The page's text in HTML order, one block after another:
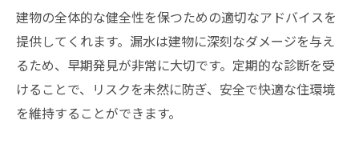
防策と定期点検の重要性
地下漏水予防のための意識改革
定期点検スケジュールの立て方
予防策としての点検報告書の重要性
住まいを守るための防水対策強化
建物の全体的な健全性を保つための適切なアドバイスを
提供してくれます。漏水は建物に深刻なダメージを与え
るため、早期発見が非常に大切です。定期的な診断を受
けることで、リスクを未然に防ぎ、安全で快適な住環境
を維持することができます。